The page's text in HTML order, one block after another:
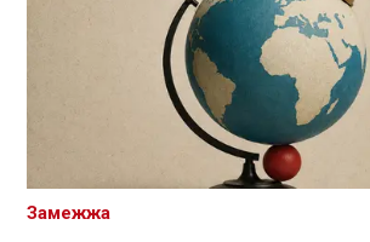
Замежжа